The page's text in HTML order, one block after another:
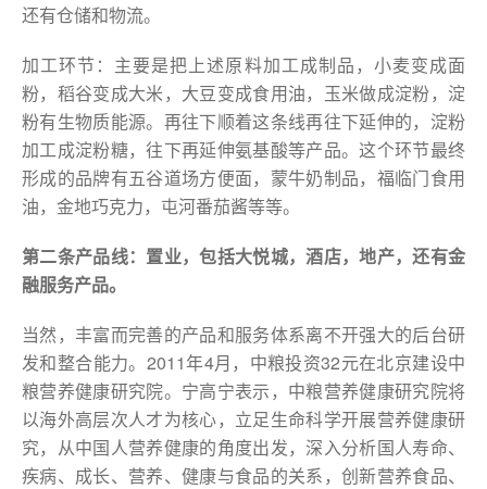
还有仓储和物流。
加工环节：主要是把上述原料加工成制品，小麦变成面
粉，稻谷变成大米，大豆变成食用油，玉米做成淀粉，淀
粉有生物质能源。再往下顺着这条线再往下延伸的，淀粉
加工成淀粉糖，往下再延伸氨基酸等产品。这个环节最终
形成的品牌有五谷道场方便面，蒙牛奶制品，福临门食用
油，金地巧克力，屯河番茄酱等等。
第二条产品线：置业，包括大悦城，酒店，地产，还有金
融服务产品。
当然，丰富而完善的产品和服务体系离不开强大的后台研
发和整合能力。2011年4月，中粮投资32元在北京建设中
粮营养健康研究院。宁高宁表示，中粮营养健康研究院将
以海外高层次人才为核心，立足生命科学开展营养健康研
究，从中国人营养健康的角度出发，深入分析国人寿命、
疾病、成长、营养、健康与食品的关系，创新营养食品、